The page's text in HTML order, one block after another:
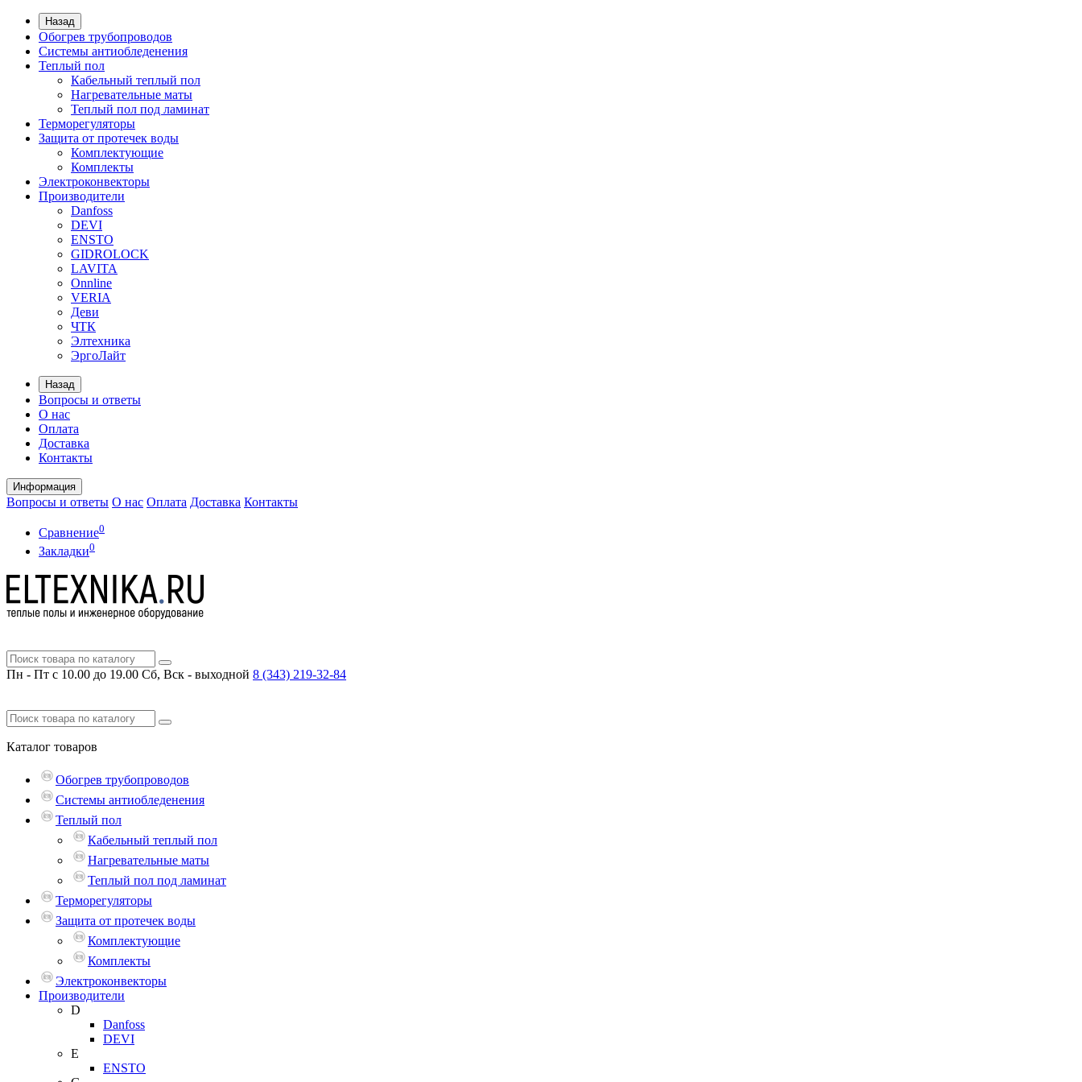
Назад
Обогрев трубопроводов
Системы антиобледенения
Теплый пол
Кабельный теплый пол
Нагревательные маты
Теплый пол под ламинат
Терморегуляторы
Защита от протечек воды
Комплектующие
Комплекты
Электроконвекторы
Производители
Danfoss
DEVI
ENSTO
GIDROLOCK
LAVITA
Onnline
VERIA
Деви
ЧТК
Элтехника
ЭргоЛайт
Назад
Вопросы и ответы
О нас
Оплата
Доставка
Контакты
Информация
Вопросы и ответы О нас Оплата Доставка Контакты
Сравнение0
Закладки0
Пн - Пт с 10.00 до 19.00 Сб, Вск - выходной 8 (343) 219-32-84
Каталог товаров
Обогрев трубопроводов
Системы антиобледенения
Теплый пол
Кабельный теплый пол
Нагревательные маты
Теплый пол под ламинат
Терморегуляторы
Защита от протечек воды
Комплектующие
Комплекты
Электроконвекторы
Производители
D
Danfoss
DEVI
E
ENSTO